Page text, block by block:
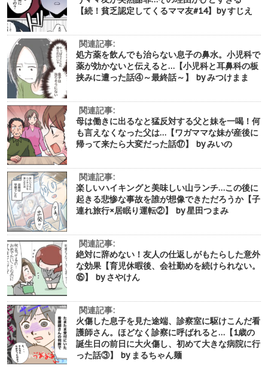
【続！貧乏認定してくるママ友#14】by すじえ
関連記事:
処方薬を飲んでも治らない息子の鼻水。小児科で
薬が効かないと伝えると…【小児科と耳鼻科の板
挟みに遭った話④～最終話～】 by みつけまま
関連記事:
母は働きに出るなと猛反対する父と妹を一喝！何
も言えなくなった父は…【ワガママな妹が産後に
帰って来たら大変だった話⑰】 by みいの
関連記事:
楽しいハイキングと美味しい山ランチ…この後に
起きる悲惨な事故を誰が想像できただろうか【子
連れ旅行×居眠り運転②】 by 星田つまみ
関連記事:
絶対に辞めない！友人の仕返しがもたらした意外
な効果【育児休暇後、会社勤めを続けられない。
⑮】 by さやけん
関連記事:
火傷した息子を見た途端、診察室に駆けこんだ看
護師さん。ほどなく診察に呼ばれると…【1歳の
誕生日の前日に大火傷し、初めて大きな病院に行
った話③】 by まるちゃん麺